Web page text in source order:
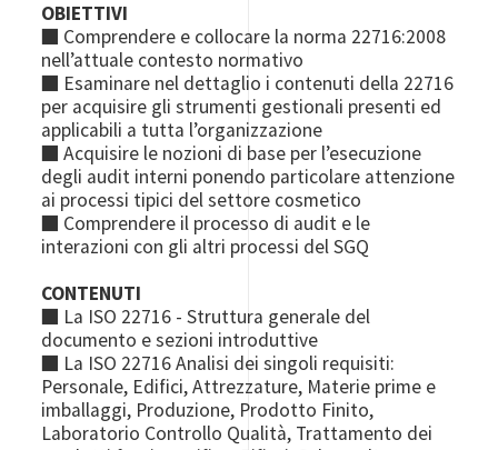
OBIETTIVI
■ Comprendere e collocare la norma 22716:2008
nell’attuale contesto normativo
■ Esaminare nel dettaglio i contenuti della 22716
per acquisire gli strumenti gestionali presenti ed
applicabili a tutta l’organizzazione
■ Acquisire le nozioni di base per l’esecuzione
degli audit interni ponendo particolare attenzione
ai processi tipici del settore cosmetico
■ Comprendere il processo di audit e le
interazioni con gli altri processi del SGQ
CONTENUTI
■ La ISO 22716 - Struttura generale del
documento e sezioni introduttive
■ La ISO 22716 Analisi dei singoli requisiti:
Personale, Edifici, Attrezzature, Materie prime e
imballaggi, Produzione, Prodotto Finito,
Laboratorio Controllo Qualità, Trattamento dei